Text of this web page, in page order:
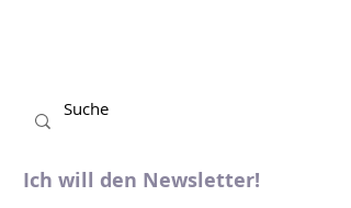
gelohnt hat? Lest selbst! Alena Schröders
Abendlicht, blaues Kleid"* sowie der